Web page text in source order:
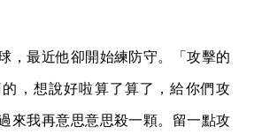
，最近他卻開始練防守。「攻擊的
，想說好啦算了算了，給你們攻
來我再意思意思殺一顆。留一點攻